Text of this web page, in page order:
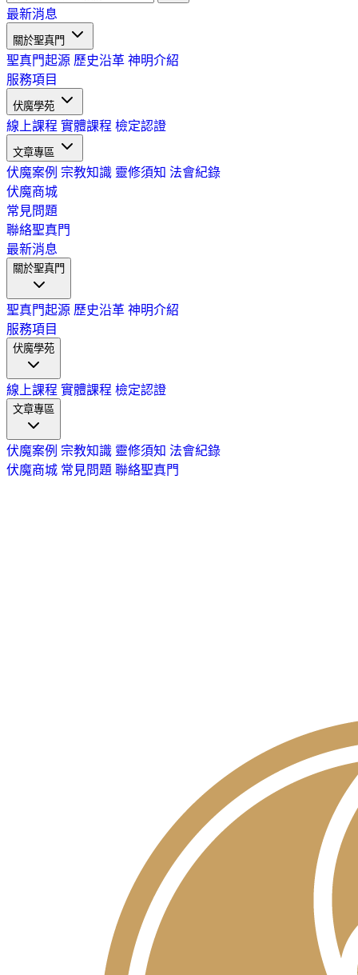
最新消息
關於聖真門
聖真門起源 歷史沿革 神明介紹
服務項目
伏魔學苑
線上課程 實體課程 檢定認證
文章專區
伏魔案例 宗教知識 靈修須知 法會紀錄
伏魔商城
常見問題
聯絡聖真門
最新消息
關於聖真門
聖真門起源 歷史沿革 神明介紹
服務項目
伏魔學苑
線上課程 實體課程 檢定認證
文章專區
伏魔案例 宗教知識 靈修須知 法會紀錄
伏魔商城 常見問題 聯絡聖真門